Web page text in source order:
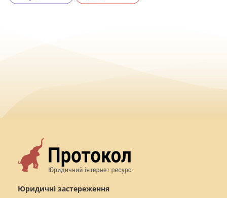
Юридичні застереження